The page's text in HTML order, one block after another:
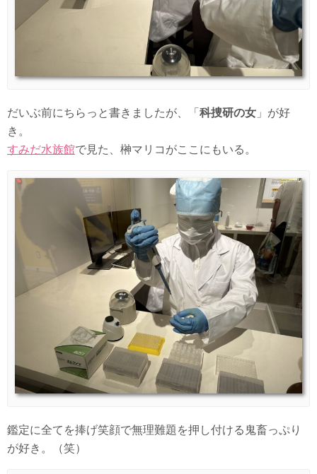
だいぶ前にちらっと書きましたが、「 科捜研の女 」が好
き。
すみだ水族館で見た、榊マリコがここにもいる。
鑑定に全てを捧げ笑顔で無理難題を押し付ける鬼畜っぷり
が好き。（笑）